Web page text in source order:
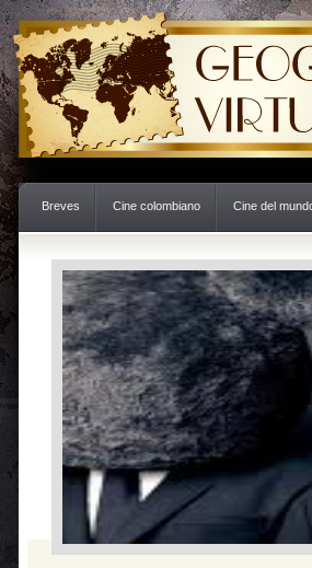
Breves Cine colombiano Cine del